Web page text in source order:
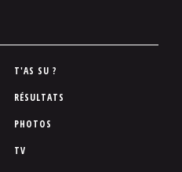
T'AS SU ?
RÉSULTATS
PHOTOS
TV